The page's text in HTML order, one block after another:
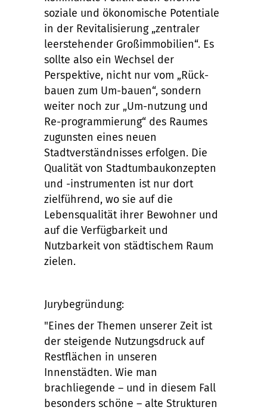
soziale und ökonomische Potentiale
in der Revitalisierung „zentraler
leerstehender Großimmobilien“. Es
sollte also ein Wechsel der
Perspektive, nicht nur vom „Rück-
bauen zum Um-bauen“, sondern
weiter noch zur „Um-nutzung und
Re-programmierung“ des Raumes
zugunsten eines neuen
Stadtverständnisses erfolgen. Die
Qualität von Stadtumbaukonzepten
und -instrumenten ist nur dort
zielführend, wo sie auf die
Lebensqualität ihrer Bewohner und
auf die Verfügbarkeit und
Nutzbarkeit von städtischem Raum
zielen.
Jurybegründung:
"Eines der Themen unserer Zeit ist
der steigende Nutzungsdruck auf
Restflächen in unseren
Innenstädten. Wie man
brachliegende – und in diesem Fall
besonders schöne – alte Strukturen